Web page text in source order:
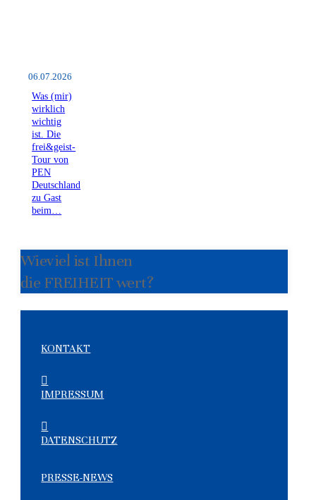
06.07.2026
Was (mir)
wirklich
wichtig
ist. Die
frei&geist-
Tour von
PEN
Deutschland
zu Gast
beim…
Wieviel ist Ihnen
die FREIHEIT wert?
KONTAKT
IMPRESSUM
DATENSCHUTZ
PRESSE-NEWS